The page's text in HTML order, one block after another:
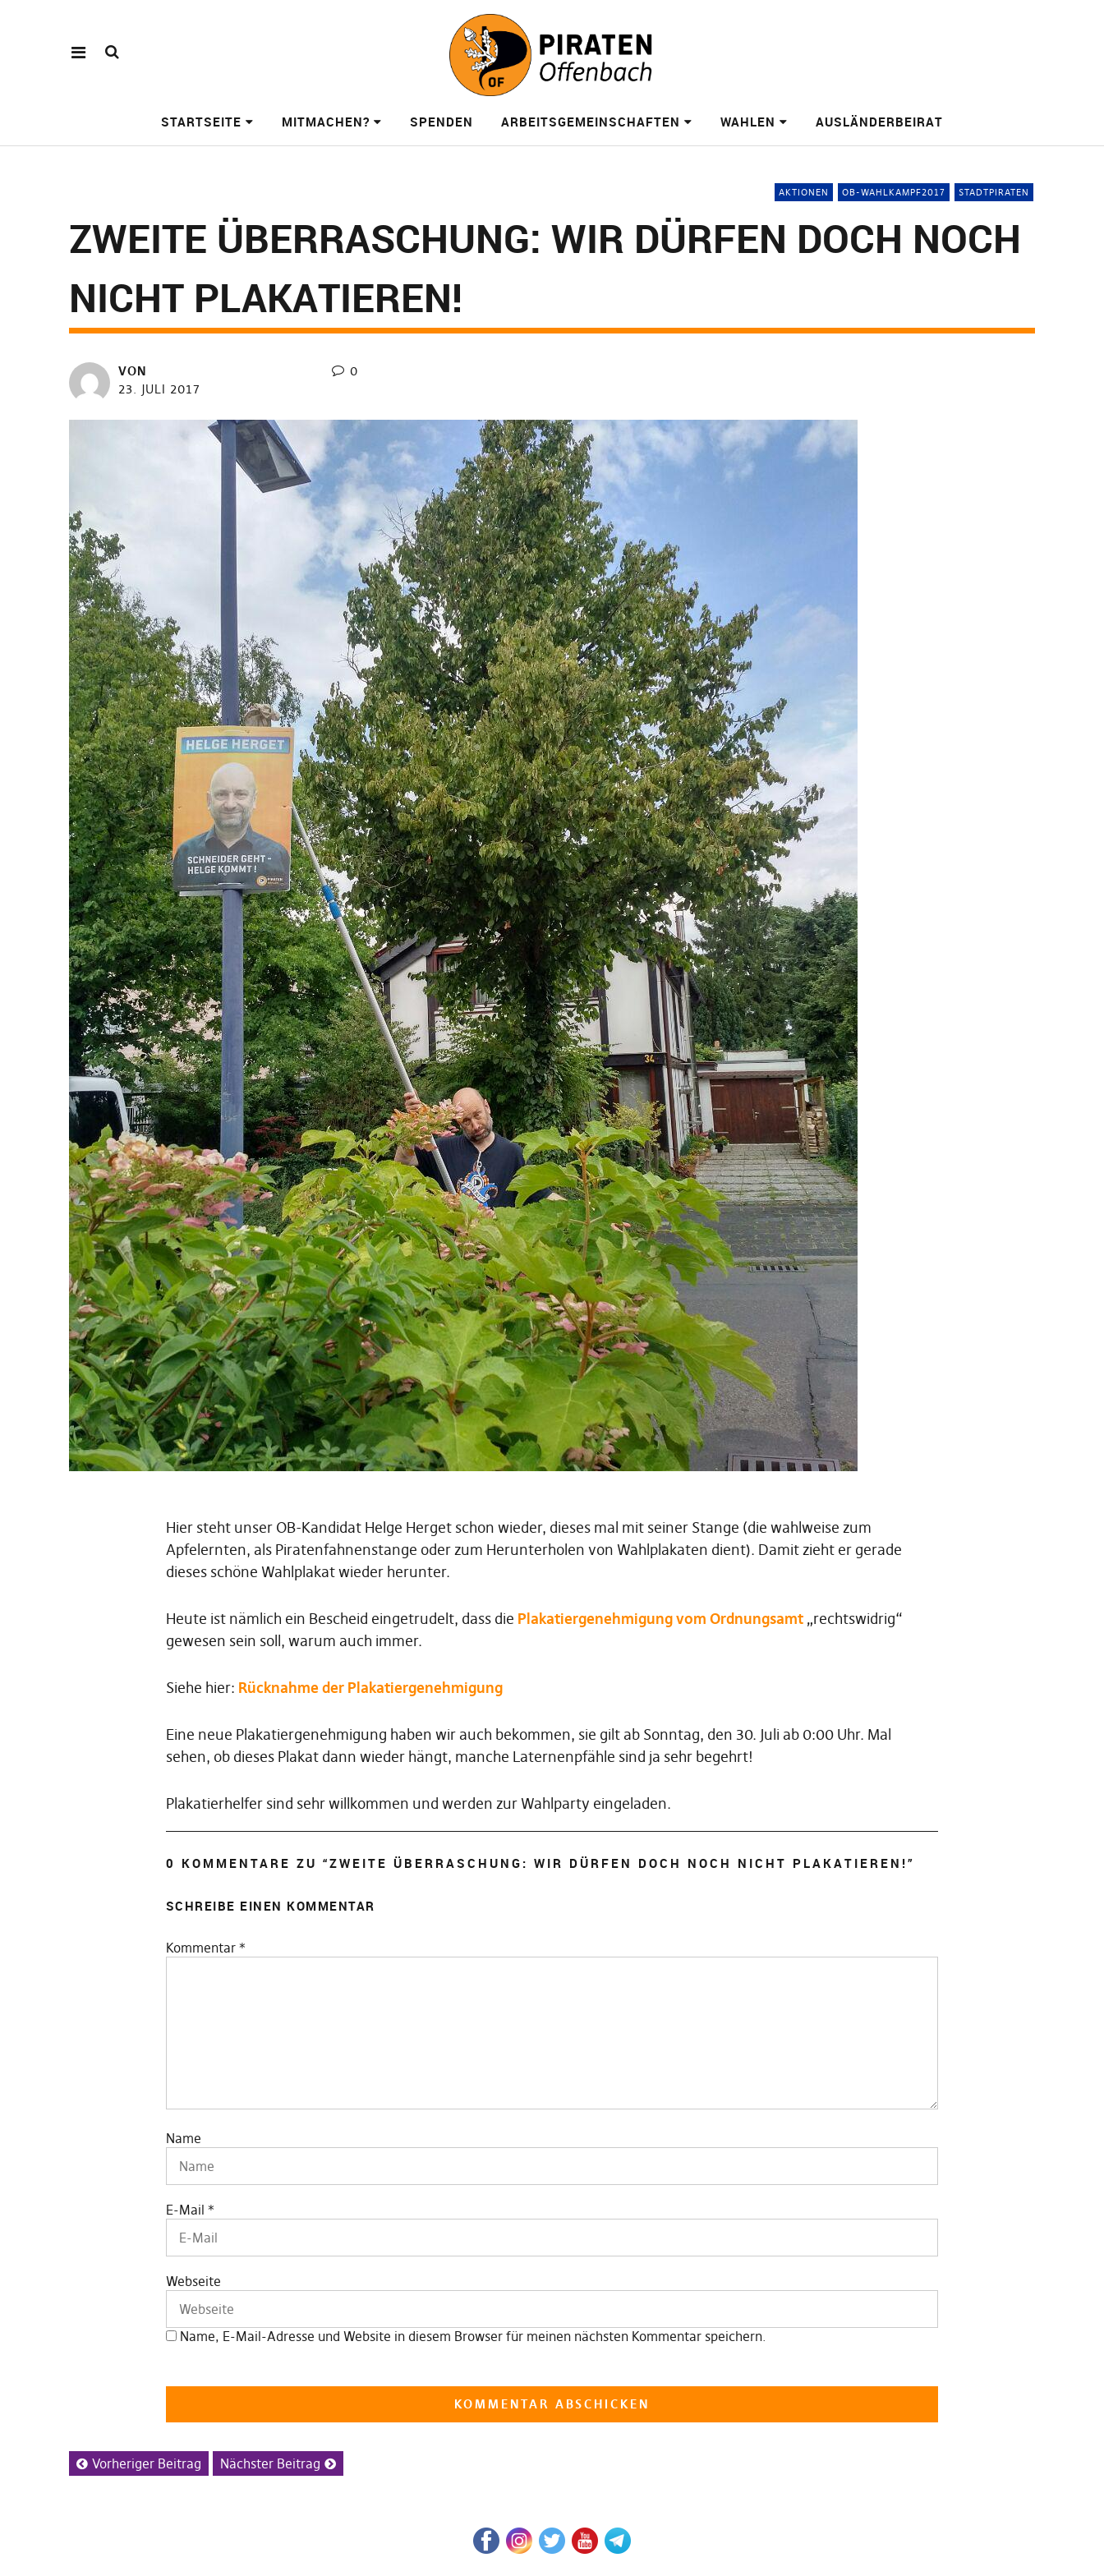
STARTSEITE MITMACHEN? SPENDEN ARBEITSGEMEINSCHAFTEN WAHLEN AUSLÄNDERBEIRAT
AKTIONEN OB-WAHLKAMPF2017 STADTPIRATEN
ZWEITE ÜBERRASCHUNG: WIR DÜRFEN DOCH NOCH
NICHT PLAKATIEREN!
VON
23. JULI 2017
0
Hier steht unser OB-Kandidat Helge Herget schon wieder, dieses mal mit seiner Stange (die wahlweise zum
Apfelernten, als Piratenfahnenstange oder zum Herunterholen von Wahlplakaten dient). Damit zieht er gerade
dieses schöne Wahlplakat wieder herunter.
Heute ist nämlich ein Bescheid eingetrudelt, dass die Plakatiergenehmigung vom Ordnungsamt„rechtswidrig“
gewesen sein soll, warum auch immer.
Siehe hier: Rücknahme der Plakatiergenehmigung
Eine neue Plakatiergenehmigung haben wir auch bekommen, sie gilt ab Sonntag, den 30. Juli ab 0:00 Uhr. Mal
sehen, ob dieses Plakat dann wieder hängt, manche Laternenpfähle sind ja sehr begehrt!
Plakatierhelfer sind sehr willkommen und werden zur Wahlparty eingeladen.
0 KOMMENTARE ZU “ZWEITE ÜBERRASCHUNG: WIR DÜRFEN DOCH NOCH NICHT PLAKATIEREN!”
SCHREIBE EINEN KOMMENTAR
Kommentar *
Name
E-Mail *
Webseite
Name, E-Mail-Adresse und Website in diesem Browser für meinen nächsten Kommentar speichern.
Vorheriger Beitrag Nächster Beitrag